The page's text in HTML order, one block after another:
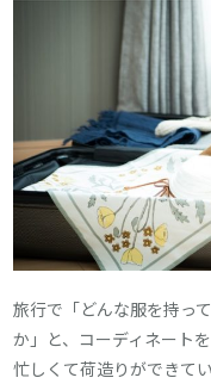
旅行で「どんな服を持っ
か」と、コーディネート
忙しくて荷造りができて